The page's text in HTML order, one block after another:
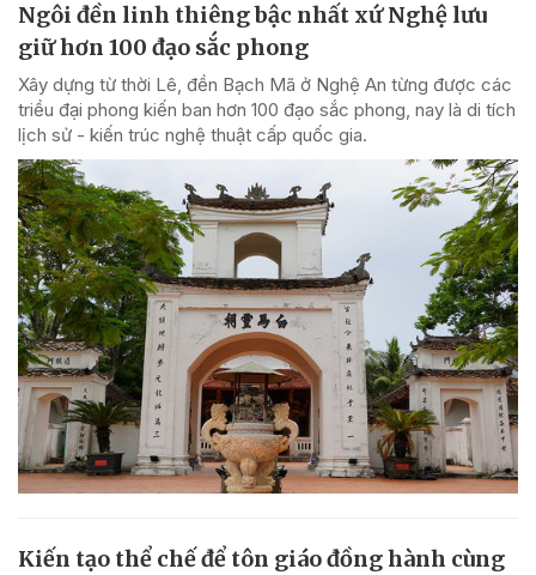
Ngôi đền linh thiêng bậc nhất xứ Nghệ lưu
giữ hơn 100 đạo sắc phong
Xây dựng từ thời Lê, đền Bạch Mã ở Nghệ An từng được các
triều đại phong kiến ban hơn 100 đạo sắc phong, nay là di tích
lịch sử - kiến trúc nghệ thuật cấp quốc gia.
Kiến tạo thể chế để tôn giáo đồng hành cùng